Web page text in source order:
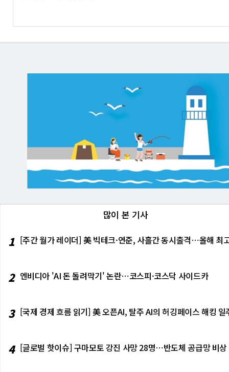
많이 본 기사
1 [주간 월가 레이더] 美 빅테크·연준, 사흘간 동시출격⋯올해 최
2 엔비디아 'AI 돈 돌려막기' 논란⋯코스피·코스닥 사이드카
3 [국제 경제 흐름 읽기] 美 오픈AI, 탈주 AI의 허깅페이스 해킹
4 [글로벌 핫이슈] 구마모토 강진 사망 28명⋯반도체 공급망 비상